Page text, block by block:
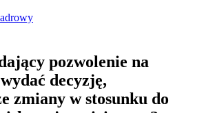
pozwolenie na
decyzję,
zmiany w stosunku do